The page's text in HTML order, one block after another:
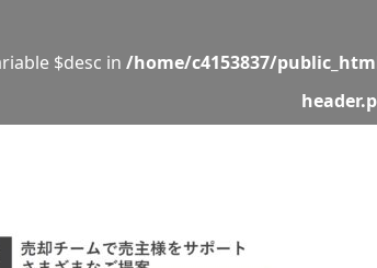
$desc in /home/c4153837/